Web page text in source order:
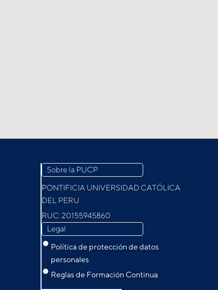
Sobre la PUCP
PONTIFICIA UNIVERSIDAD CATÓLICA
DEL PERU
RUC: 20155945860
Legal
Política de protección de datos
personales
Reglas de Formación Continua